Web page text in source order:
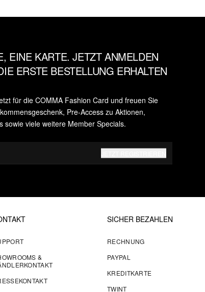
EINE KARTE. JETZT ANMELDEN
ERSTE BESTELLUNG ERHALTEN
für die COMMA Fashion Card und freuen Sie
Pre-Access zu Aktionen,
sowie viele weitere Member Specials.
&
SICHER BEZAHLEN
RECHNUNG
PAYPAL
KREDITKARTE
TWINT